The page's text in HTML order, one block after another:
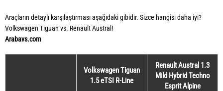
Araçların detaylı karşılaştırması aşağıdaki gibidir. Sizce hangisi daha iyi?
Volkswagen Tiguan vs. Renault Austral!
Arabavs.com
Volkswagen Tiguan
1.5 eTSI R-Line
Renault Austral 1.3
Mild Hybrid Techno
Esprit Alpine